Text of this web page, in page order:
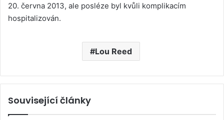
20. června 2013, ale posléze byl kvůli komplikacím
hospitalizován.
Lou Reed
Související články